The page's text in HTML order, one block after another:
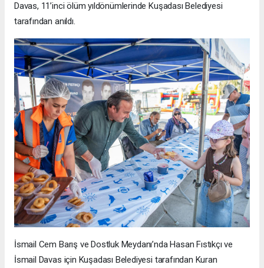
Davas, 11’inci ölüm yıldönümlerinde Kuşadası Belediyesi
tarafından anıldı.
İsmail Cem Barış ve Dostluk Meydanı’nda Hasan Fıstıkçı ve
İsmail Davas için Kuşadası Belediyesi tarafından Kuran